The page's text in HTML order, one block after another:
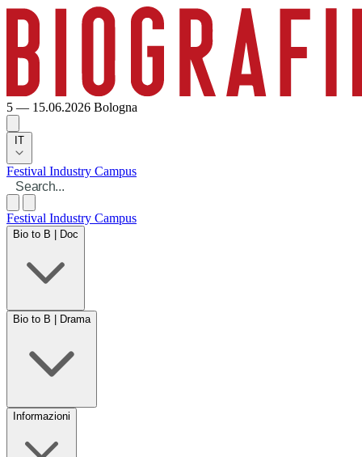
5 — 15.06.2026 Bologna
IT
Festival Industry Campus
Festival Industry Campus
Bio to B | Doc
Bio to B | Drama
Informazioni